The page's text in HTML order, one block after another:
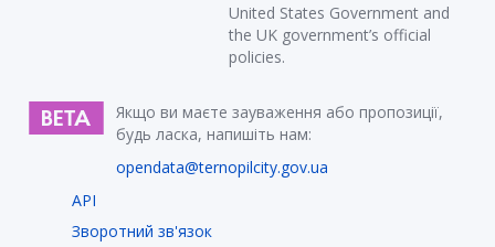
United States Government and
the UK government’s official
policies.
Якщо ви маєте зауваження або пропозиції,
будь ласка, напишіть нам:
opendata@ternopilcity.gov.ua
API
Зворотний зв'язок